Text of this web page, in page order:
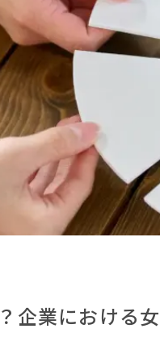
企業における